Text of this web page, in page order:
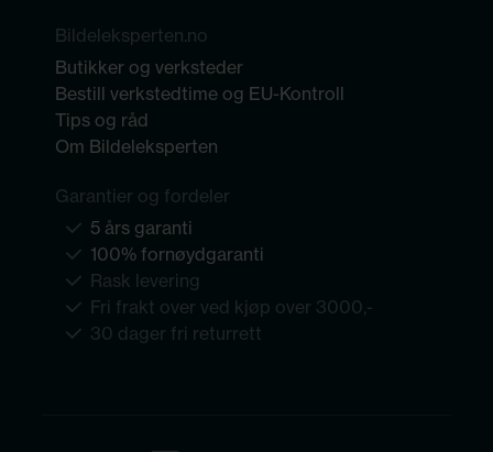
Bildeleksperten.no
Butikker og verksteder
Bestill verkstedtime og EU-Kontroll
Tips og råd
Om Bildeleksperten
Garantier og fordeler
5 års garanti
100% fornøydgaranti
Rask levering
Fri frakt over ved kjøp over 3000,-
30 dager fri returrett